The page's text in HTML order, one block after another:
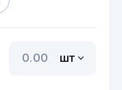
шт